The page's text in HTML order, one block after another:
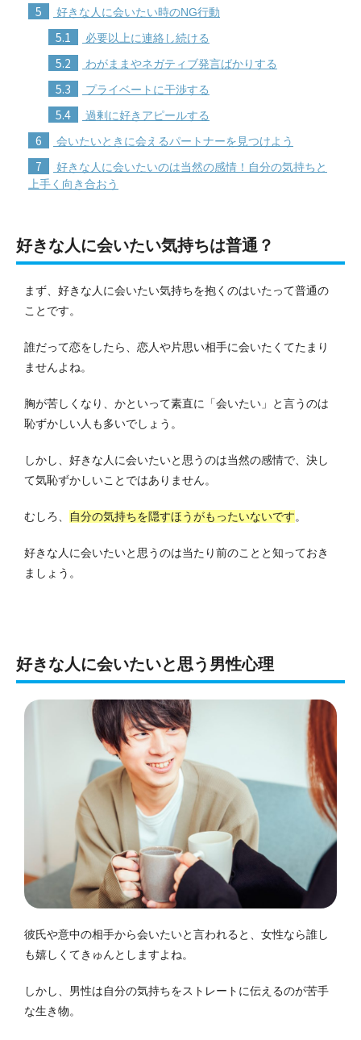
5 好きな人に会いたい時のNG行動
5.1 必要以上に連絡し続ける
5.2 わがままやネガティブ発言ばかりする
5.3 プライベートに干渉する
5.4 過剰に好きアピールする
6 会いたいときに会えるパートナーを見つけよう
7
好きな人に会いたいのは当然の感情！自分の気持ちと
上手く向き合おう
好きな人に会いたい気持ちは普通？
まず、好きな人に会いたい気持ちを抱くのはいたって普通の
ことです。
誰だって恋をしたら、恋人や片思い相手に会いたくてたまり
ませんよね。
胸が苦しくなり、かといって素直に「会いたい」と言うのは
恥ずかしい人も多いでしょう。
しかし、好きな人に会いたいと思うのは当然の感情で、決し
て気恥ずかしいことではありません。
むしろ、 自分の気持ちを隠すほうがもったいないです。
好きな人に会いたいと思うのは当たり前のことと知っておき
ましょう。
好きな人に会いたいと思う男性心理
彼氏や意中の相手から会いたいと言われると、女性なら誰し
も嬉しくてきゅんとしますよね。
しかし、男性は自分の気持ちをストレートに伝えるのが苦手
な生き物。